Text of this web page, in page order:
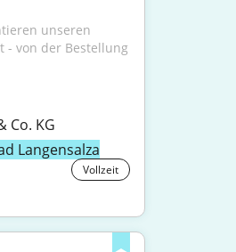
unseren
- von der Bestellung
Co. KG
Langensalza
Vollzeit